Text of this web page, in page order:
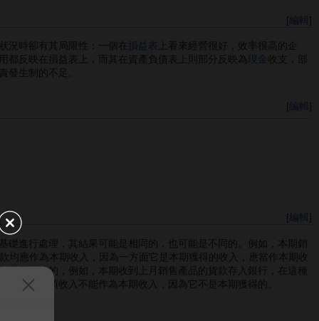
[編輯
時卻有其局限性：一個在 損益表
上看來經營很好，效率很高的企
都反映在損益表上，而其在資產負債表上則部分反映為 現金收支，部
發生制的不足。
[編輯
[編輯
進行處理，其結果可能是相同的，也可能是不同的。例如，本期銷
均應作為本期收入，因為一方面它是本期獲得的收入，應當作本期收
不一致的，例如，本期收到上月銷售產品的貨款存入銀行，在這種
，則此項收入不能作為本期收入，因為它不是本期獲得的。